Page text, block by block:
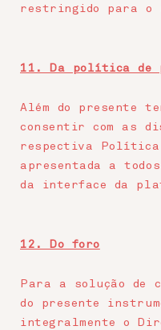
restringido para o
11. Da política de
Além do presente
consentir com as
respectiva Política
apresentada a
da interface da
12. Do foro
Para a solução de
do presente
integralmente o